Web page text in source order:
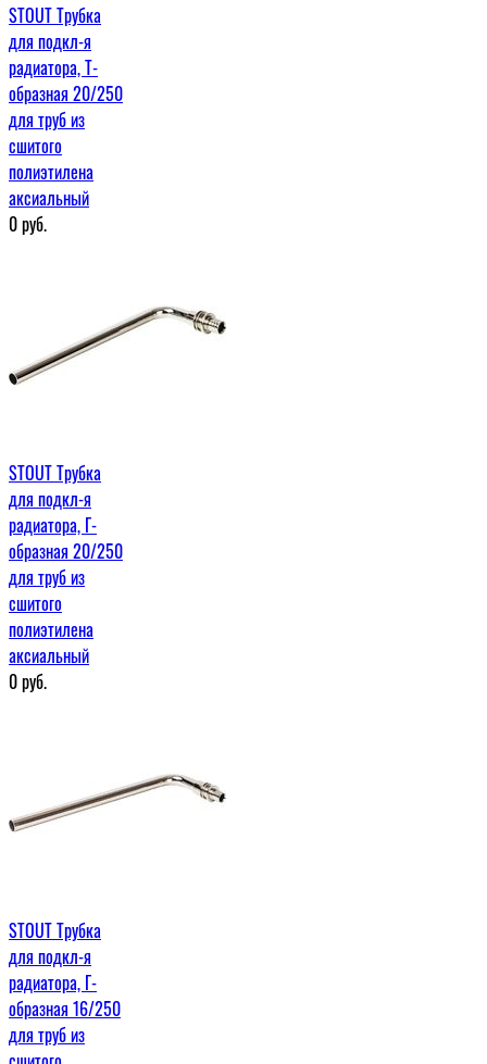
STOUT Трубка
для подкл-я
радиатора, Т-
образная 20/250
для труб из
сшитого
полиэтилена
аксиальный
0руб.
STOUT Трубка
для подкл-я
радиатора, Г-
образная 20/250
для труб из
сшитого
полиэтилена
аксиальный
0руб.
STOUT Трубка
для подкл-я
радиатора, Г-
образная 16/250
для труб из